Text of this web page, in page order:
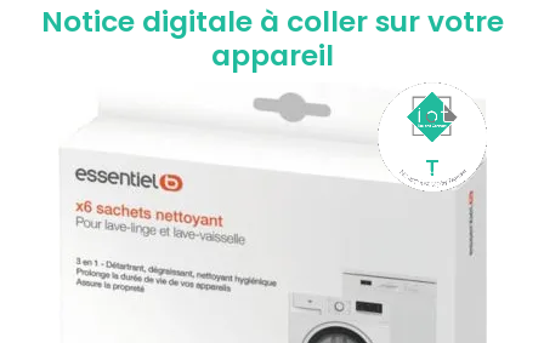
Notice digitale à coller sur votre
appareil